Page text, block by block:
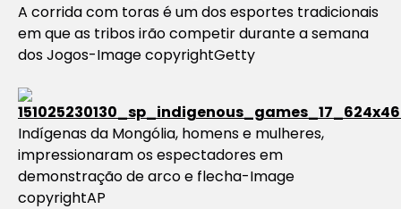
A corrida com toras é um dos esportes tradicionais
em que as tribos irão competir durante a semana
dos Jogos-Image copyrightGetty
Indígenas da Mongólia, homens e mulheres,
impressionaram os espectadores em
demonstração de arco e flecha-Image
copyrightAP